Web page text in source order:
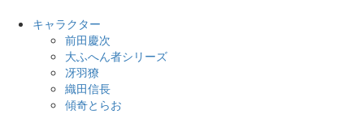
キャラクター
前田慶次
大ふへん者シリーズ
冴羽獠
織田信長
傾奇とらお